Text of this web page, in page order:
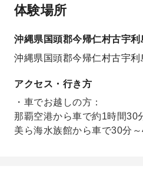
体験場所
沖縄県国頭郡今帰仁村古宇利
沖縄県国頭郡今帰仁村古宇利
アクセス・行き方
・車でお越しの方：
那覇空港から車で約1時間30
美ら海水族館から車で30分